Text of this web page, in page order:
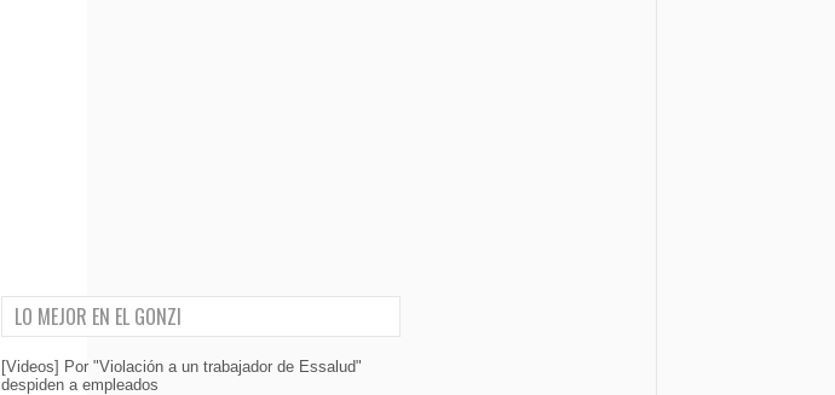
LO MEJOR EN EL GONZI
[Videos] Por "Violación a un trabajador de Essalud"
despiden a empleados